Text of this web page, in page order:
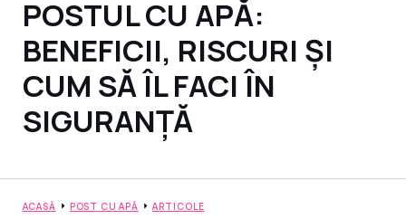
POSTUL CU APĂ:
BENEFICII, RISCURI ȘI
CUM SĂ ÎL FACI ÎN
SIGURANȚĂ
ACASĂ POST CU APĂ ARTICOLE